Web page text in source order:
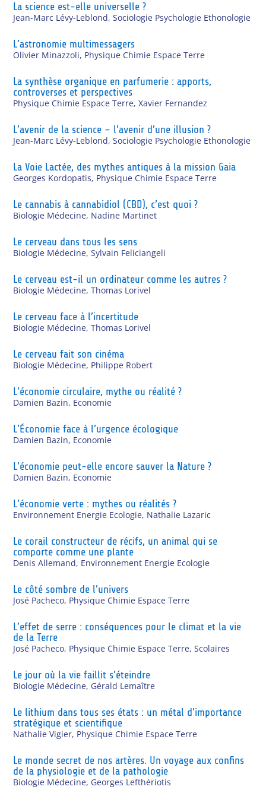
La science est-elle universelle ?
Jean-Marc Lévy-Leblond,Sociologie Psychologie Ethonologie
L’astronomie multimessagers
Olivier Minazzoli, Physique Chimie Espace Terre
La synthèse organique en parfumerie : apports,
controverses et perspectives
Physique Chimie Espace Terre,Xavier Fernandez
L’avenir de la science – l’avenir d’une illusion ?
Jean-Marc Lévy-Leblond,Sociologie Psychologie Ethonologie
La Voie Lactée, des mythes antiques à la mission Gaia
Georges Kordopatis, Physique Chimie Espace Terre
Le cannabis à cannabidiol (CBD), c’est quoi ?
Biologie Médecine, Nadine Martinet
Le cerveau dans tous les sens
Biologie Médecine,Sylvain Feliciangeli
Le cerveau est-il un ordinateur comme les autres ?
Biologie Médecine,Thomas Lorivel
Le cerveau face à l’incertitude
Biologie Médecine,Thomas Lorivel
Le cerveau fait son cinéma
Biologie Médecine, Philippe Robert
L’économie circulaire, mythe ou réalité ?
Damien Bazin, Economie
L’Économie face à l’urgence écologique
Damien Bazin, Economie
L’économie peut-elle encore sauver la Nature ?
Damien Bazin, Economie
L’économie verte : mythes ou réalités ?
Environnement Energie Ecologie, Nathalie Lazaric
Le corail constructeur de récifs, un animal qui se
comporte comme une plante
Denis Allemand, Environnement Energie Ecologie
Le côté sombre de l’univers
José Pacheco, Physique Chimie Espace Terre
L’effet de serre : conséquences pour le climat et la vie
de la Terre
José Pacheco, Physique Chimie Espace Terre,Scolaires
Le jour où la vie faillit s’éteindre
Biologie Médecine, Gérald Lemaître
Le lithium dans tous ses états : un métal d’importance
stratégique et scientifique
Nathalie Vigier, Physique Chimie Espace Terre
Le monde secret de nos artères. Un voyage aux confins
de la physiologie et de la pathologie
Biologie Médecine, Georges Lefthériotis